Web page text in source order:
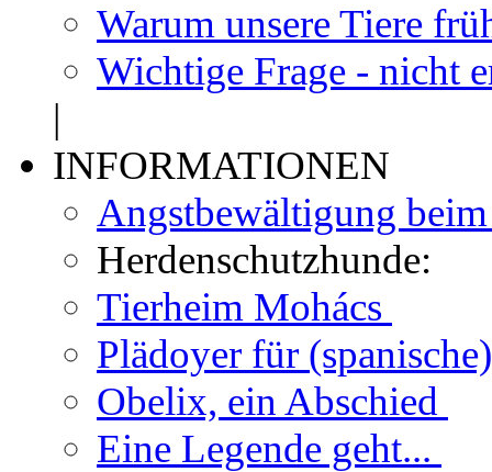
Warum unsere Tiere
Wichtige Frage - nicht
|
INFORMATIONEN
Angstbewältigung
Herdenschutzhunde:
Tierheim Mohács
Plädoyer für
Obelix, ein Abschied
Eine Legende geht...